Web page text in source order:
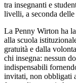
tra insegnanti e
livelli, a seconda
La Penny Wirton ha
alla scuola
gratuità e dalla
chi insegna: nessun
indispensabili
invitati, non obbligati